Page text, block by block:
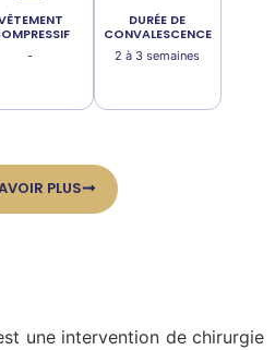
-
DURÉE DE
CONVALESCENCE
2 à 3 semaines
PLUS
une intervention de chirurgie